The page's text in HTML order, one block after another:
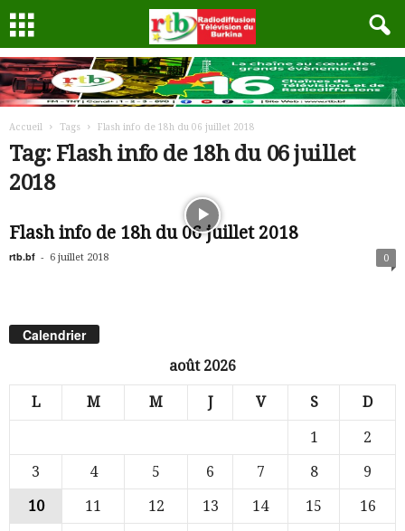
Accueil Tags Flash info de 18h du 06 juillet 2018
Tag: Flash info de 18h du 06 juillet
2018
Flash info de 18h du 06 juillet 2018
rtb.bf - 6 juillet 2018 0
Calendrier
août 2026
L M M J V S D
1
2
3
4 5 6 7 8
9
10
11 12 13 14 15
16